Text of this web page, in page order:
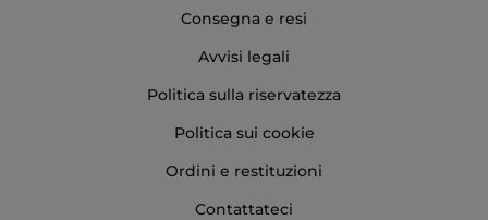
Consegna e resi
Avvisi legali
Politica sulla riservatezza
Politica sui cookie
Ordini e restituzioni
Contattateci